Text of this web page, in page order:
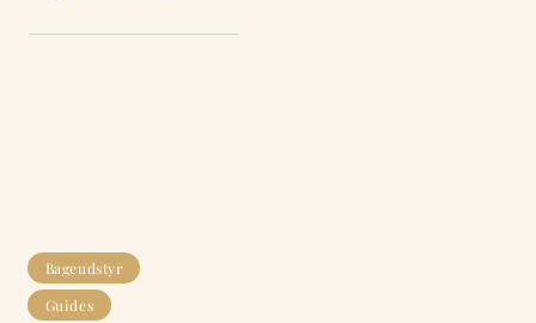
Bageudstyr
Guides